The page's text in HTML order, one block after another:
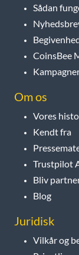
Sådan
CoinsBee
Om os
Vores
Kendt fra
Trustpilot
Bliv
Blog
Juridisk
Vilkår og